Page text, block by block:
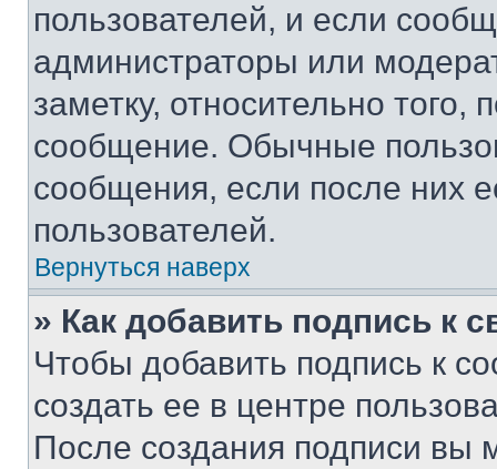
пользователей, и если
администраторы или
заметку, относительно
сообщение. Обычные
сообщения, если после них
пользователей.
Вернуться наверх
» Как добавить подпись к
Чтобы добавить подпись к
создать ее в центре
После создания подписи вы